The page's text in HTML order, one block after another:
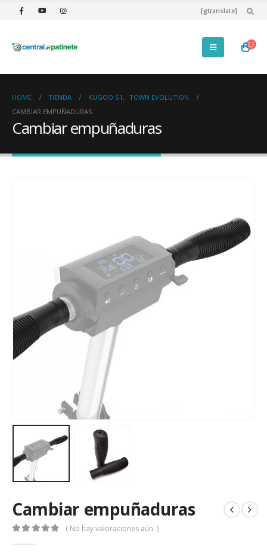
[gtranslate]
HOME TIENDA KUGOO S1 , TOWN EVOLUTION
CAMBIAR EMPUÑADURAS
Cambiar empuñaduras
Cambiar empuñaduras
( No hay valoraciones aún. )